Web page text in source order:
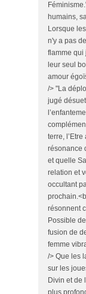
humains,
Lorsque
n'y a pas
flamme qui
leur seul
amour
/> "La
jugé
terre,
résonance
et quelle
relation et
occultant
résonnent
Possible
fusion de
femme
/> Que les
sur les
Divin et de
plus